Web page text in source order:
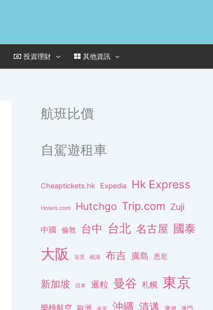
投資理財 其他資訊
航班比價
自駕遊租車
Cheaptickets.hk Expedia Hk Express
Hotels.com Hutchgo Trip.com Zuji
中國 倫敦 台中 台北 名古屋 國泰
大阪 峇里 峴港 布吉 廣島 悉尼
新加坡 日本 暹粒 曼谷 札幌 東京
樂桃航空 歐洲 沖繩 清邁 澳洲 澳門